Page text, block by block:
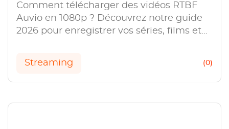
Comment télécharger des vidéos RTBF
Auvio en 1080p ? Découvrez notre guide
2026 pour enregistrer vos séries, films et
Streaming (0)